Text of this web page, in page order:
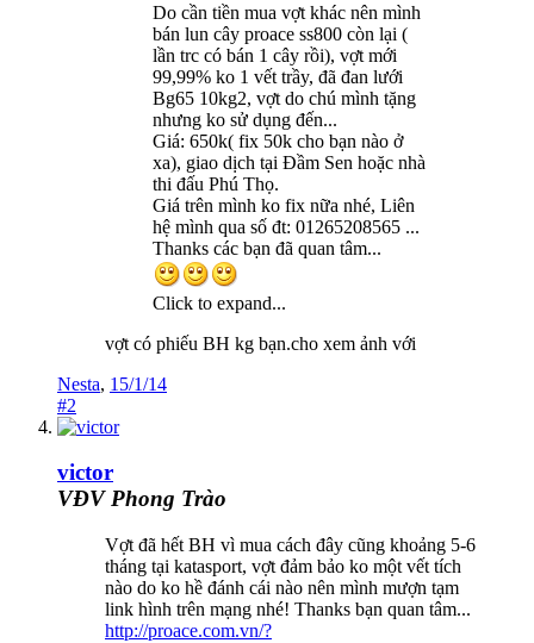
Do cần tiền mua vợt khác nên mình
bán lun cây proace ss800 còn lại (
lần trc có bán 1 cây rồi), vợt mới
99,99% ko 1 vết trầy, đã đan lưới
Bg65 10kg2, vợt do chú mình tặng
nhưng ko sử dụng đến...
Giá: 650k( fix 50k cho bạn nào ở
xa), giao dịch tại Đầm Sen hoặc nhà
thi đấu Phú Thọ.
Giá trên mình ko fix nữa nhé, Liên
hệ mình qua số đt: 01265208565 ...
Thanks các bạn đã quan tâm...
Click to expand...
vợt có phiếu BH kg bạn.cho xem ảnh với
Nesta, 15/1/14
#2
victor
VĐV Phong Trào
Vợt đã hết BH vì mua cách đây cũng khoảng 5-6
tháng tại katasport, vợt đảm bảo ko một vết tích
nào do ko hề đánh cái nào nên mình mượn tạm
link hình trên mạng nhé! Thanks bạn quan tâm...
http://proace.com.vn/?